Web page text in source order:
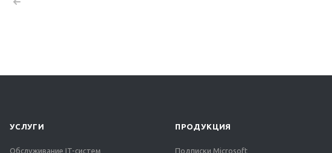
УСЛУГИ
Обслуживание IT-систем
ПРОДУКЦИЯ
Подписки Microsoft